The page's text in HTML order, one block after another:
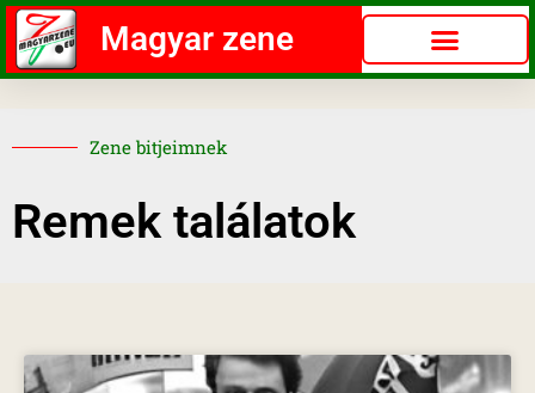
Magyar zene
Zene bitjeimnek
Remek találatok